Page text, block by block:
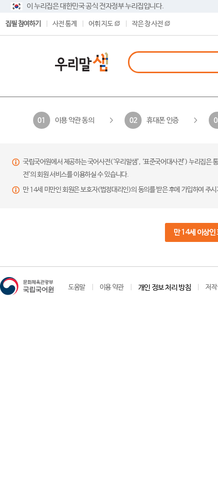
이 누리집은 대한민국 공식 전자정부 누리집입니다.
집필 참여하기 사전 통계 어휘 지도 작은 창 사전
01 이용 약관 동의 02 휴대폰 인증
국립국어원에서 제공하는 국어사전(‘우리말샘’, ‘표준국어대사전’) 누리집
전’의 회원 서비스를 이용하실 수 있습니다.
만 14세 미만인 회원은 보호자(법정대리인)의 동의를 받은 후에 가입하여 주
만 14세 이상인
도움말 이용 약관 개인 정보 처리 방침 저